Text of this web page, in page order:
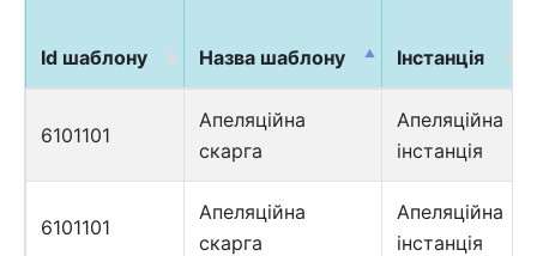
Id шаблону Назва шаблону Інстанція
6101101
Апеляційна
скарга
Апеляційна
інстанція
6101101
Апеляційна
скарга
Апеляційна
інстанція